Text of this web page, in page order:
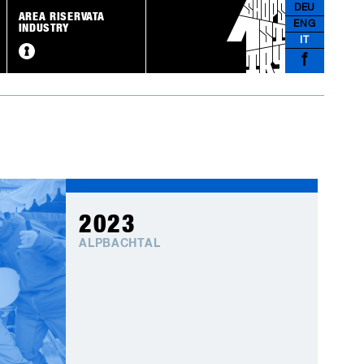
DEU
ENG
f
AREA RISERVATA
INDUSTRY
2023
ALPBACHTAL